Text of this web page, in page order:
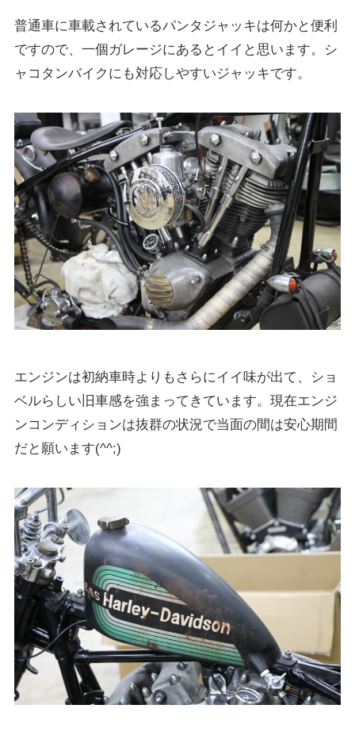
普通車に車載されているパンタジャッキは何かと便利
ですので、一個ガレージにあるとイイと思います。シ
ャコタンバイクにも対応しやすいジャッキです。
エンジンは初納車時よりもさらにイイ味が出て、ショ
ベルらしい旧車感を強まってきています。現在エンジ
ンコンディションは抜群の状況で当面の間は安心期間
だと願います(^^;)